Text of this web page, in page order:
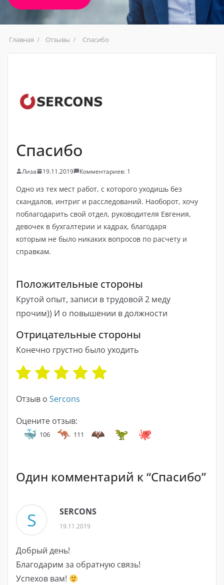
Главная Отзывы Спасибо
Спасибо
Лиза 19.11.2019 Комментариев: 1
Одно из тех мест работ, с которого уходишь без
скандалов, интриг и расследований. Наоборот, хочу
поблагодарить свой отдел, руководителя Евгения,
девочек в бухгалтерии и кадрах, благодаря
которым не было никаких вопросов по расчету и
справкам.
Положительные стороны
Крутой опыт, записи в трудовой 2 меду
прочим)) И о повышении в должности
Отрицательные стороны
Конечно грустно было уходить
Отзыв о Sercons
Оцените отзыв:
106 111
Один комментарий к “Спасибо”
S SERCONS
19.11.2019
Добрый день!
Благодарим за обратную связь!
Успехов вам!